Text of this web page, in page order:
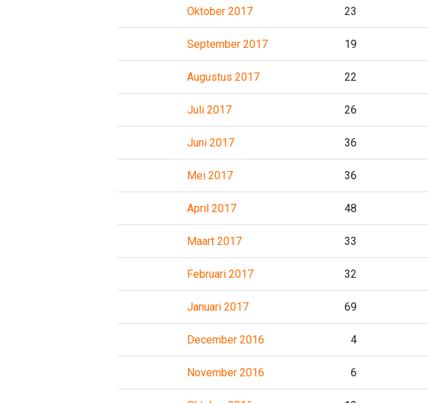
Oktober 2017 23
September 2017 19
Augustus 2017 22
Juli 2017 26
Juni 2017 36
Mei 2017 36
April 2017 48
Maart 2017 33
Februari 2017 32
Januari 2017 69
December 2016 4
November 2016 6